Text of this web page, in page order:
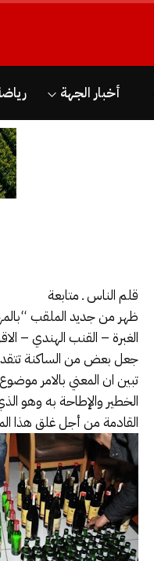
أخبار الجهة
قلم الناس ـ متابعة
ظهر من جديد الملقب
الغبرة – القنب الهندي –
جعل بعض من الساكنة
تبين ان المعني بالامر
الخطير والإطاحة به وهو
القادمة من أجل غلق هذا